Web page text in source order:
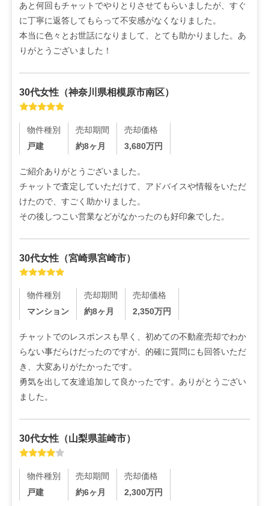
あと何回もチャットでやりとりさせてもらいましたが、すぐ
に丁寧に返答してもらって不安感がなくなりました。
本当に色々とお世話になりまして、とても助かりました。あ
りがとうございました！
30代女性 （神奈川県相模原市南区）
物件種別
戸建
売却期間
約8ヶ月
売却価格
3,680万円
ご紹介ありがとうございました。
チャットで査定していただけて、アドバイスや情報をいただ
けたので、すごく助かりました。
その後しつこい営業などがなかったのも好印象でした。
30代女性 （宮崎県宮崎市）
物件種別
マンション
売却期間
約8ヶ月
売却価格
2,350万円
チャットでのレスポンスも早く、初めての不動産売却でわか
らない事だらけだったのですが、的確に質問にも回答いただ
き、大変ありがたかったです。
勇気を出して友達追加して良かったです。ありがとうござい
ました。
30代女性 （山梨県韮崎市）
物件種別
戸建
売却期間
約6ヶ月
売却価格
2,300万円